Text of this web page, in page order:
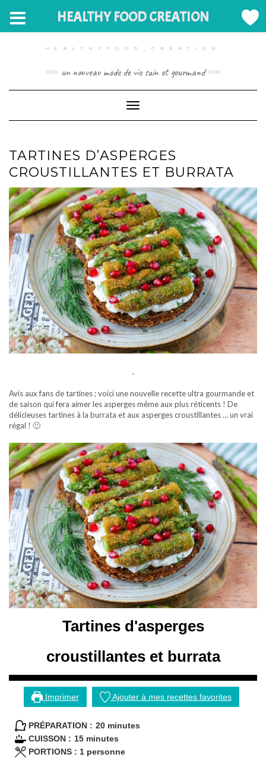
HEALTHYFOOD_CREATION
un nouveau mode de vie sain et gourmand
Toggle Navigation
TARTINES D’ASPERGES
CROUSTILLANTES ET BURRATA
-
Avis aux fans de tartines ; voici une nouvelle recette ultra gourmande et
de saison qui fera aimer les asperges même aux plus réticents ! De
délicieuses tartines à la burrata et aux asperges croustillantes … un vrai
régal ! 🙂
Tartines d'asperges
croustillantes et burrata
Imprimer Ajouter à mes recettes favorites
PRÉPARATION : 20minutes
minutes
CUISSON : 15minutes
minutes
PORTIONS : 1 personne
HEALTHY FOOD CREATION